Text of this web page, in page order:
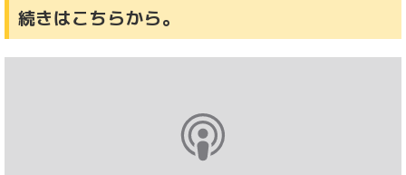
続きはこちらから。